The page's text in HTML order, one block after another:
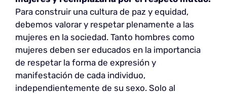
Para construir una cultura de paz y equidad,
debemos valorar y respetar plenamente a las
mujeres en la sociedad. Tanto hombres como
mujeres deben ser educados en la importancia
de respetar la forma de expresión y
manifestación de cada individuo,
independientemente de su sexo. Solo al